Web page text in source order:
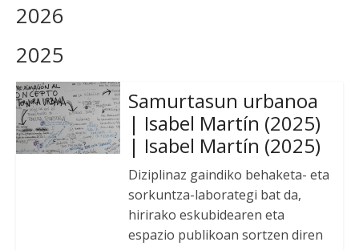
2026
2025
Samurtasun urbanoa
| Isabel Martín (2025)
| Isabel Martín (2025)
Diziplinaz gaindiko behaketa- eta
sorkuntza-laborategi bat da,
hirirako eskubidearen eta
espazio publikoan sortzen diren